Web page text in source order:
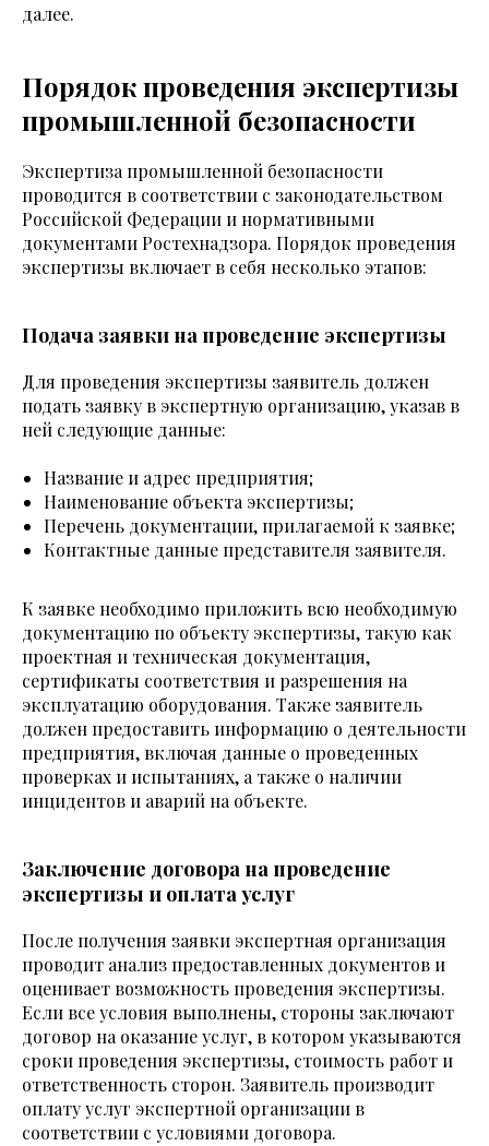
далее.
Порядок проведения экспертизы
промышленной безопасности
Экспертиза промышленной безопасности
проводится в соответствии с законодательством
Российской Федерации и нормативными
документами Ростехнадзора. Порядок проведения
экспертизы включает в себя несколько этапов:
Подача заявки на проведение экспертизы
Для проведения экспертизы заявитель должен
подать заявку в экспертную организацию, указав в
ней следующие данные:
Название и адрес предприятия;
Наименование объекта экспертизы;
Перечень документации, прилагаемой к заявке;
Контактные данные представителя заявителя.
К заявке необходимо приложить всю необходимую
документацию по объекту экспертизы, такую как
проектная и техническая документация,
сертификаты соответствия и разрешения на
эксплуатацию оборудования. Также заявитель
должен предоставить информацию о деятельности
предприятия, включая данные о проведенных
проверках и испытаниях, а также о наличии
инцидентов и аварий на объекте.
Заключение договора на проведение
экспертизы и оплата услуг
После получения заявки экспертная организация
проводит анализ предоставленных документов и
оценивает возможность проведения экспертизы.
Если все условия выполнены, стороны заключают
договор на оказание услуг, в котором указываются
сроки проведения экспертизы, стоимость работ и
ответственность сторон. Заявитель производит
оплату услуг экспертной организации в
соответствии с условиями договора.